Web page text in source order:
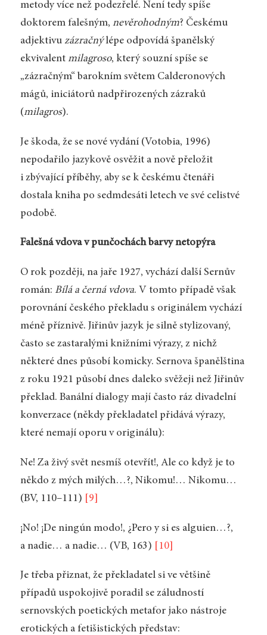
metody více než podezřelé. Není tedy spíše
doktorem falešným, nevěrohodným? Českému
adjektivu zázračnýlépe odpovídá španělský
ekvivalent milagroso, který souzní spíše se
„zázračným“ barokním světem Calderonových
mágů, iniciátorů nadpřirozených zázraků
(milagros).
Je škoda, že se nové vydání (Votobia, 1996)
nepodařilo jazykově osvěžit a nově přeložit
i zbývající příběhy, aby se k českému čtenáři
dostala kniha po sedmdesáti letech ve své celistvé
podobě.
Falešná vdova v punčochách barvy netopýra
O rok později, na jaře 1927, vychází další Sernův
román: Bílá a černá vdova. V tomto případě však
porovnání českého překladu s originálem vychází
méně příznivě. Jiřinův jazyk je silně stylizovaný,
často se zastaralými knižními výrazy, z nichž
některé dnes působí komicky. Sernova španělština
z roku 1921 působí dnes daleko svěžeji než Jiřinův
překlad. Banální dialogy mají často ráz divadelní
konverzace (někdy překladatel přidává výrazy,
které nemají oporu v originálu):
Ne! Za živý svět nesmíš otevřít!, Ale co když je to
někdo z mých milých…?, Nikomu!… Nikomu…
(BV, 110–111)
[9]
¡No! ¡De ningún modo!, ¿Pero y si es alguien…?,
a nadie… a nadie… (VB, 163)
[10]
Je třeba přiznat, že překladatel si ve většině
případů uspokojivě poradil se záludností
sernovských poetických metafor jako nástroje
erotických a fetišistických představ: